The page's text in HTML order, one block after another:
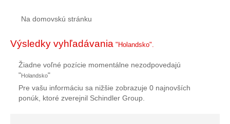
Na domovskú stránku
Výsledky vyhľadávania "Holandsko".
Žiadne voľné pozície momentálne nezodpovedajú
"Holandsko"
Pre vašu informáciu sa nižšie zobrazuje 0 najnovších
ponúk, ktoré zverejnil Schindler Group.